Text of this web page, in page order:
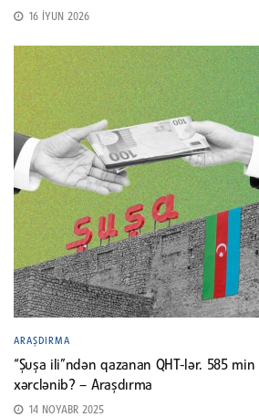
16 İYUN 2026
ARAŞDIRMA
“Şuşa ili”ndən qazanan QHT-lər. 585
xərclənib? – Araşdırma
14 NOYABR 2025